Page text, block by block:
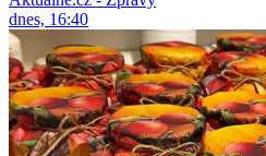
dnes, 16:40